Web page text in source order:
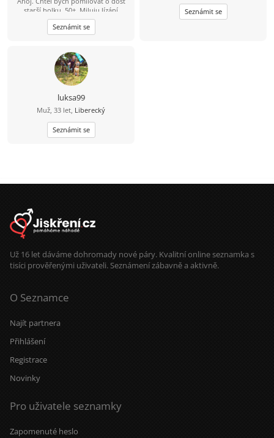
starší holku, 50+. Miluju lízání
kundičky. Pokud mas zájem piš.
Seznámit se
Seznámit se
luksa99
Muž, 33 let, Liberecký
Seznámit se
Už 16 let dáváme dohromady nové páry. Kvalitní online seznamka s
tisíci prověřenými uživateli. Seznámení zábavně a aktivně.
O Seznamce
Najít partnera
Přihlášení
Registrace
Novinky
Pro uživatele seznamky
Zapomenuté heslo